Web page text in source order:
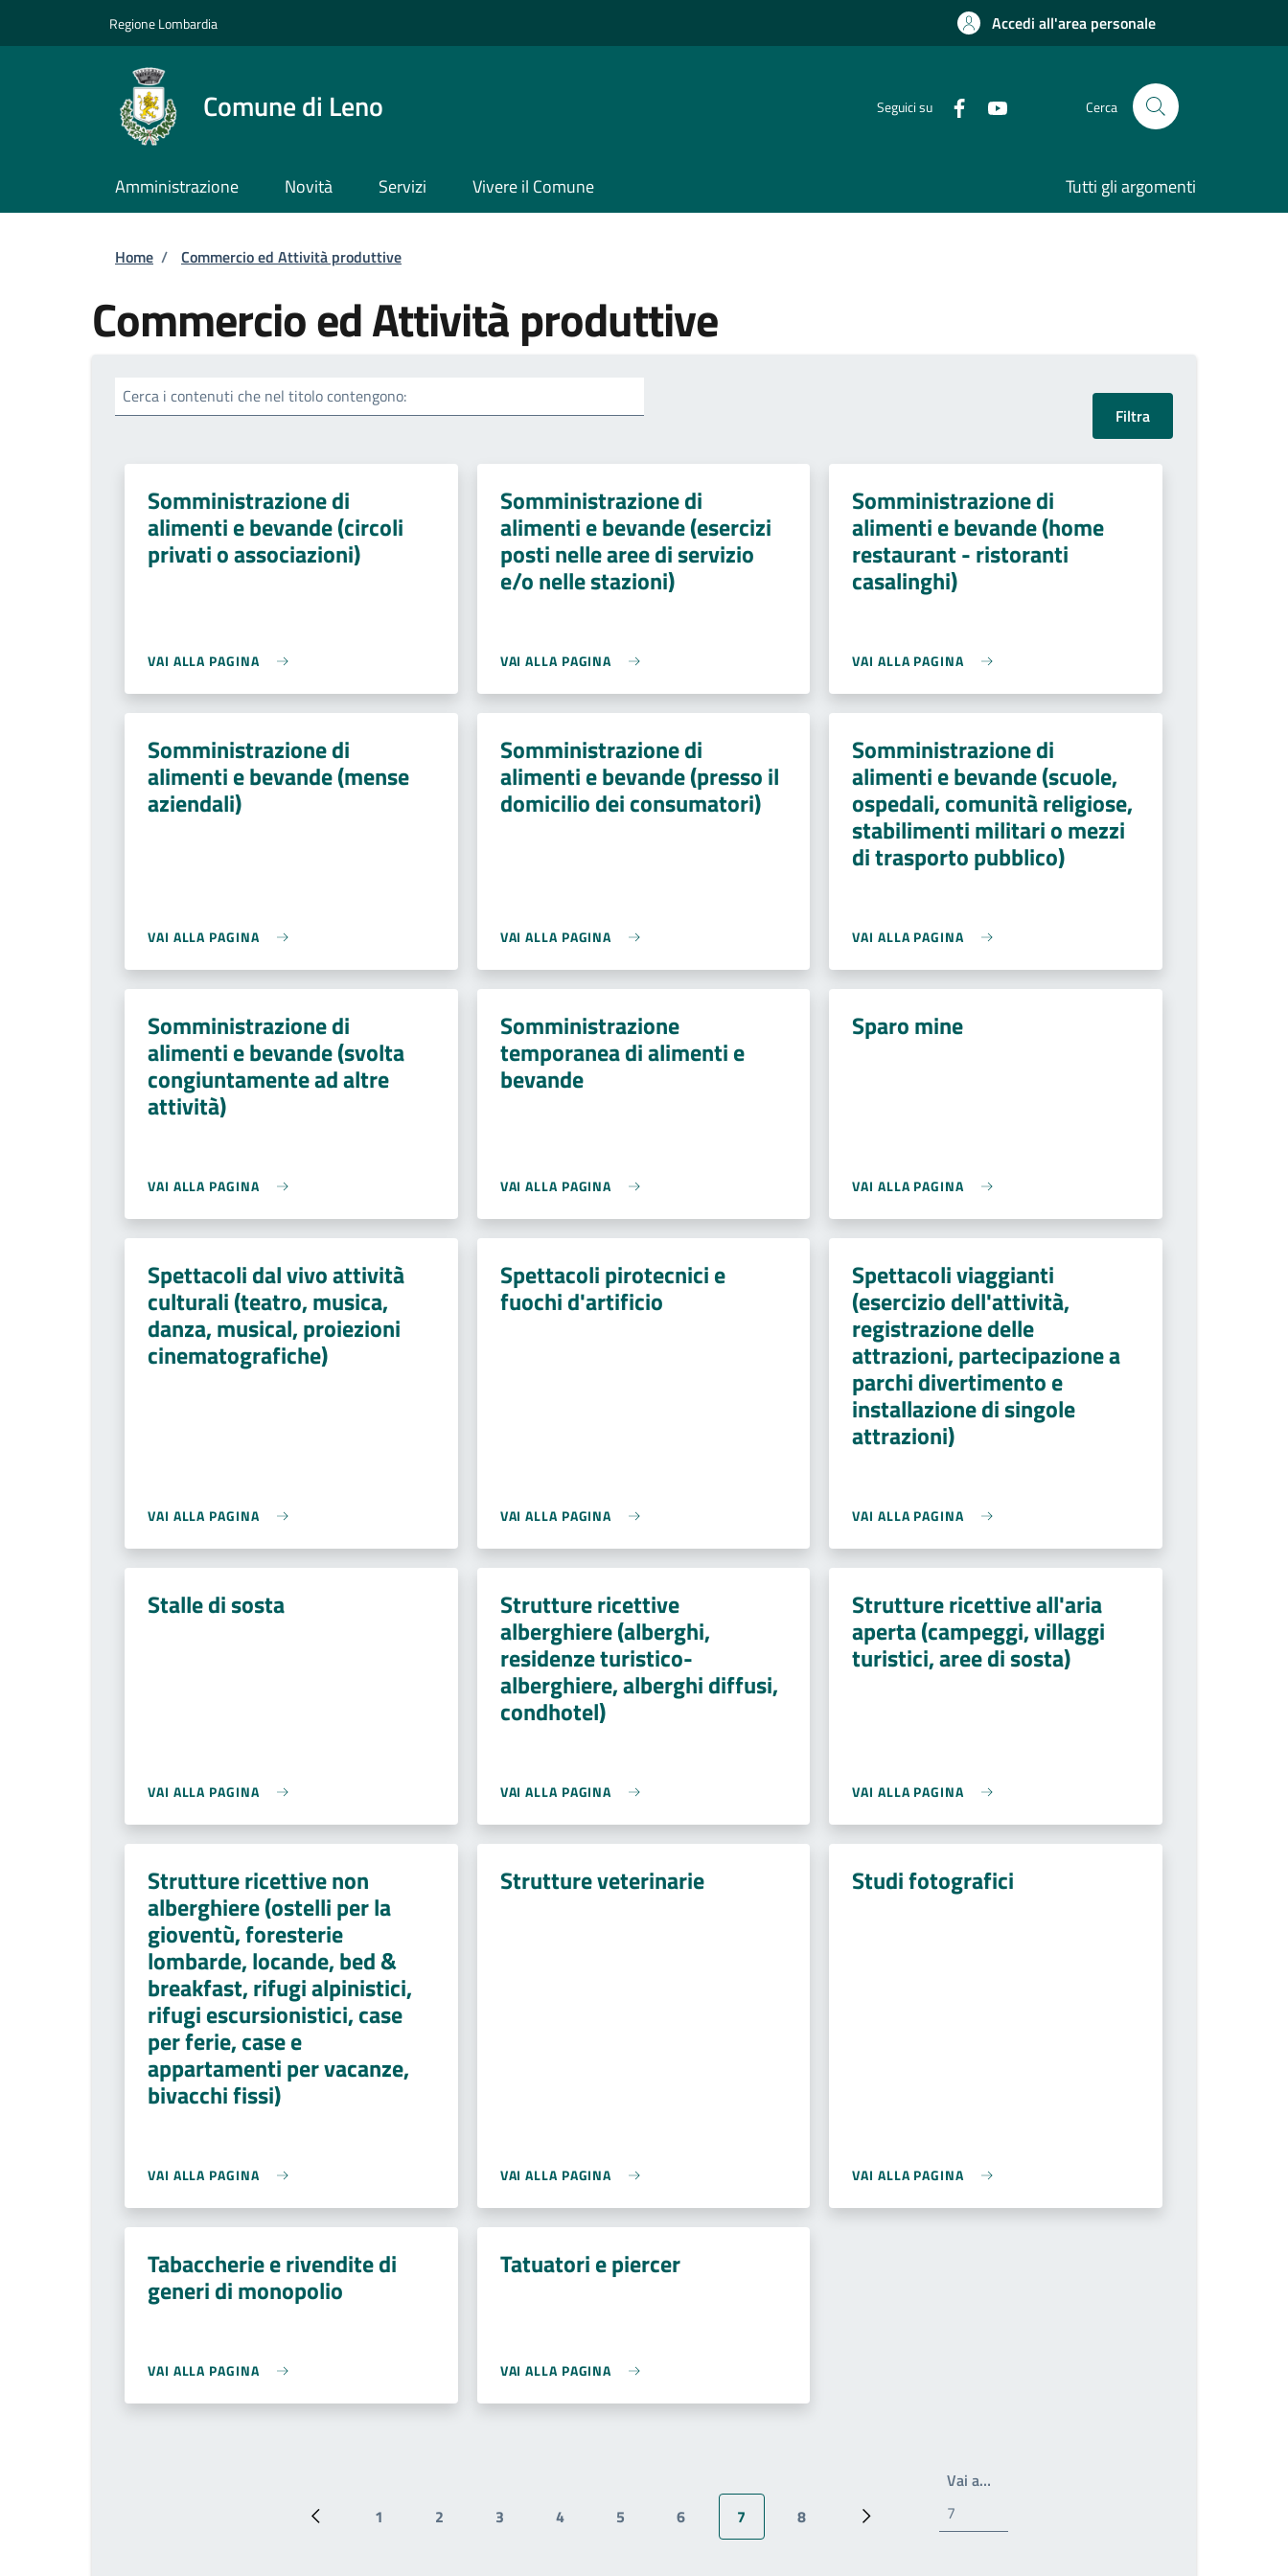
Regione Lombardia Accedi all'area personale
Comune di Leno Seguici su Cerca
Amministrazione Novità Servizi Vivere il Comune Tutti gli argomenti
Briciole di pane
Home / Commercio ed Attività produttive
Commercio ed Attività produttive
Cerca i contenuti che nel titolo contengono:
Somministrazione di
alimenti e bevande (circoli
privati o associazioni)
VAI ALLA PAGINA
Somministrazione di
alimenti e bevande (esercizi
posti nelle aree di servizio
e/o nelle stazioni)
VAI ALLA PAGINA
Somministrazione di
alimenti e bevande (home
restaurant - ristoranti
casalinghi)
VAI ALLA PAGINA
Somministrazione di
alimenti e bevande (mense
aziendali)
VAI ALLA PAGINA
Somministrazione di
alimenti e bevande (presso il
domicilio dei consumatori)
VAI ALLA PAGINA
Somministrazione di
alimenti e bevande (scuole,
ospedali, comunità religiose,
stabilimenti militari o mezzi
di trasporto pubblico)
VAI ALLA PAGINA
Somministrazione di
alimenti e bevande (svolta
congiuntamente ad altre
attività)
VAI ALLA PAGINA
Somministrazione
temporanea di alimenti e
bevande
VAI ALLA PAGINA
Sparo mine
VAI ALLA PAGINA
Spettacoli dal vivo attività
culturali (teatro, musica,
danza, musical, proiezioni
cinematografiche)
VAI ALLA PAGINA
Spettacoli pirotecnici e
fuochi d'artificio
VAI ALLA PAGINA
Spettacoli viaggianti
(esercizio dell'attività,
registrazione delle
attrazioni, partecipazione a
parchi divertimento e
installazione di singole
attrazioni)
VAI ALLA PAGINA
Stalle di sosta
VAI ALLA PAGINA
Strutture ricettive
alberghiere (alberghi,
residenze turistico-
alberghiere, alberghi diffusi,
condhotel)
VAI ALLA PAGINA
Strutture ricettive all'aria
aperta (campeggi, villaggi
turistici, aree di sosta)
VAI ALLA PAGINA
Strutture ricettive non
alberghiere (ostelli per la
gioventù, foresterie
lombarde, locande, bed &
breakfast, rifugi alpinistici,
rifugi escursionistici, case
per ferie, case e
appartamenti per vacanze,
bivacchi fissi)
VAI ALLA PAGINA
Strutture veterinarie
VAI ALLA PAGINA
Studi fotografici
VAI ALLA PAGINA
Tabaccherie e rivendite di
generi di monopolio
VAI ALLA PAGINA
Tatuatori e piercer
VAI ALLA PAGINA
Pagina precedente
Page
1
Page
2
Page
3
Page
4
Page
5
Page
6
Pagina attuale
7
Page
8
Prossima pagina
Vai a…Write the page number you want to go to